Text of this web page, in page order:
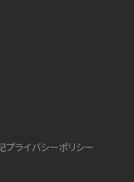
プライバシーポリシー